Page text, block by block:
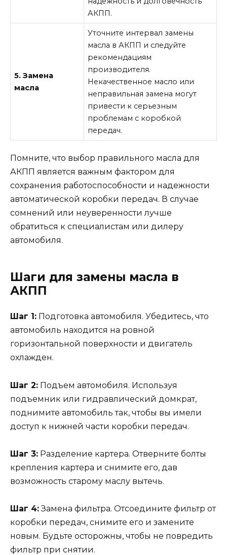
АКПП.
5. Замена
масла
Уточните интервал замены
масла в АКПП и следуйте
рекомендациям
производителя.
Некачественное масло или
неправильная замена могут
привести к серьезным
проблемам с коробкой
передач.
Помните, что выбор правильного масла для
АКПП является важным фактором для
сохранения работоспособности и надежности
автоматической коробки передач. В случае
сомнений или неуверенности лучше
обратиться к специалистам или дилеру
автомобиля.
Шаги для замены масла в
АКПП
Шаг 1: Подготовка автомобиля. Убедитесь, что
автомобиль находится на ровной
горизонтальной поверхности и двигатель
охлажден.
Шаг 2: Подъем автомобиля. Используя
подъемник или гидравлический домкрат,
поднимите автомобиль так, чтобы вы имели
доступ к нижней части коробки передач.
Шаг 3: Разделение картера. Отверните болты
крепления картера и снимите его, дав
возможность старому маслу вытечь.
Шаг 4:Замена фильтра. Отсоедините фильтр от
коробки передач, снимите его и замените
новым. Будьте осторожны, чтобы не повредить
фильтр при снятии.